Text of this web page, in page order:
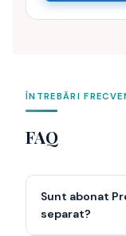
ÎNTREBĂRI
FAQ
Sunt abonat
separat?